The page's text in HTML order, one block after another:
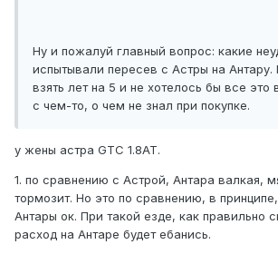
Ну и пожалуй главный вопрос: какие
испытывали пересев с Астры на
взять лет на 5 и не хотелось бы все это
с чем-то, о чем не знал при покупке.
у жены астра GTC 1.8AT.
1. по сравнению с Астрой, Антара валкая,
тормозит. Но это по сравнению, в
Антары ок. При такой езде, как правильно
расход на Антаре будет ебанись.